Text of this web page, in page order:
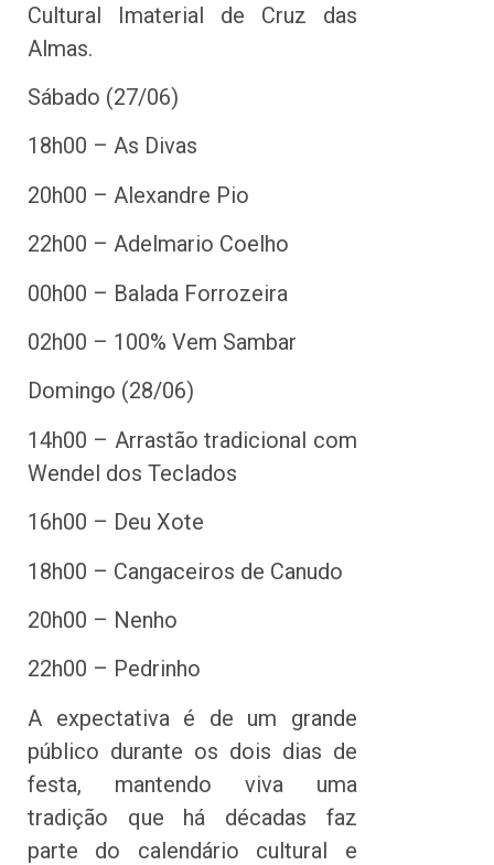
Cultural Imaterial de Cruz das
Almas.
Sábado (27/06)
18h00 – As Divas
20h00 – Alexandre Pio
22h00 – Adelmario Coelho
00h00 – Balada Forrozeira
02h00 – 100% Vem Sambar
Domingo (28/06)
14h00 – Arrastão tradicional com
Wendel dos Teclados
16h00 – Deu Xote
18h00 – Cangaceiros de Canudo
20h00 – Nenho
22h00 – Pedrinho
A expectativa é de um grande
público durante os dois dias de
festa, mantendo viva uma
tradição que há décadas faz
parte do calendário cultural e